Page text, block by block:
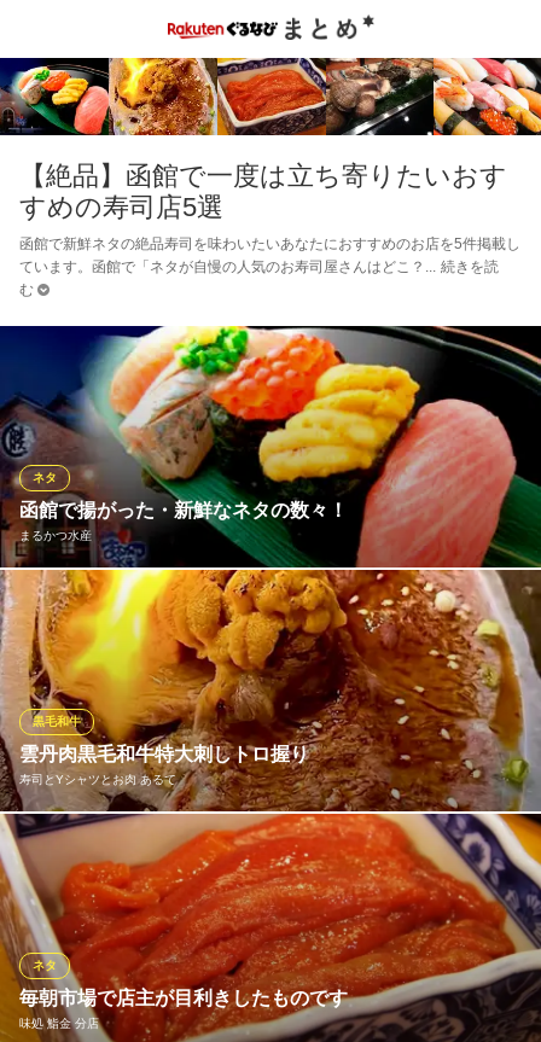
【絶品】函館で一度は立ち寄りたいおす
すめの寿司店5選
函館で新鮮ネタの絶品寿司を味わいたいあなたにおすすめのお店を5件掲載し
ています。函館で「ネタが自慢の人気のお寿司屋さんはどこ？
続きを読
む
函館で揚がった・新鮮なネタの数々！
まるかつ水産
ネタ
魚屋直営だから提供出来る、新鮮で豊富なネタが自慢！当店『函
館 まるかつ水産』は、鮮魚店が本業の回転寿司店です。まるかつ
水産の魅力は何といってもその豊富なネタの数々。お決まりのネ
タ以外にも、その日限りで仕入れる函館ならではの地魚・珍しい
魚をはじめ、滅多に揚がらない魚まで、豊富な種類でご提供して
います！
まるかつ水産
回転寿司
ＪＲ函館駅 徒歩10分
北海道函館市豊川町12-10 函館ベイ美食倶楽部
雲丹肉黒毛和牛特大刺しトロ握り
寿司とYシャツとお肉 あるて
黒毛和牛
北海道産の雲丹と和牛を贅沢にあしらった極上の一品です お値
段も格別お安くしております
※こちらは夜のみのこだわりです。
寿司とYシャツとお肉 あるて
寿司とYシャツとお肉
函館市電2系統五稜郭公園前駅 徒歩3分
北海道函館市梁川町18-18
毎朝市場で店主が目利きしたものです
味処 鮨金 分店
ネタ